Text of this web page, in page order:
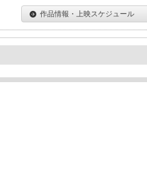
作品情報・上映スケジュール